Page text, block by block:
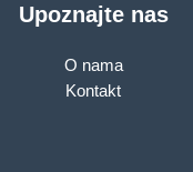
Upoznajte nas
O nama
Kontakt